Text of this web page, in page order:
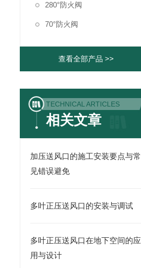
280°防火阀
70°防火阀
查看全部产品 >>
TECHNICAL ARTICLES
相关文章
加压送风口的施工安装要点与常
见错误避免
多叶正压送风口的安装与调试
多叶正压送风口在地下空间的应
用与设计